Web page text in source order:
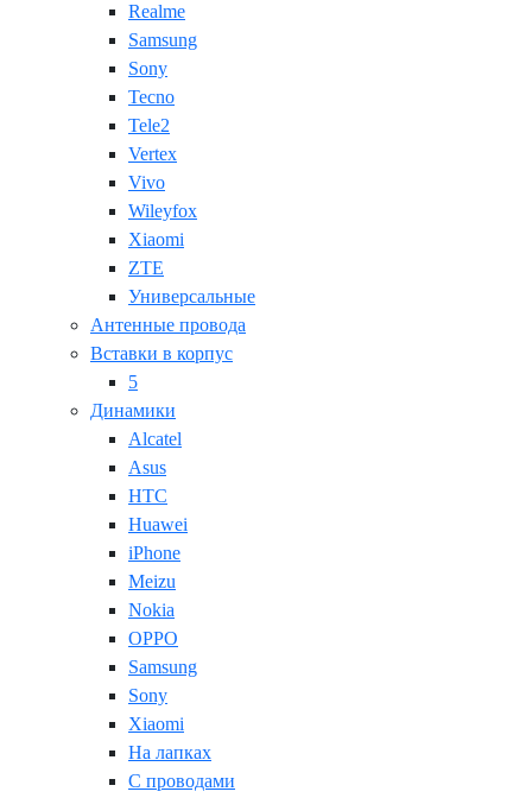
Realme
Samsung
Sony
Tecno
Tele2
Vertex
Vivo
Wileyfox
Xiaomi
ZTE
Универсальные
Антенные провода
Вставки в корпус
5
Динамики
Alcatel
Asus
HTC
Huawei
iPhone
Meizu
Nokia
OPPO
Samsung
Sony
Xiaomi
На лапках
С проводами